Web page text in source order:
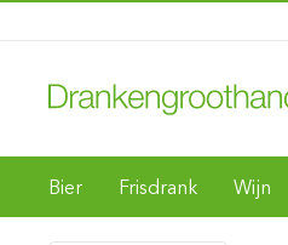
Bier Frisdrank Wijn